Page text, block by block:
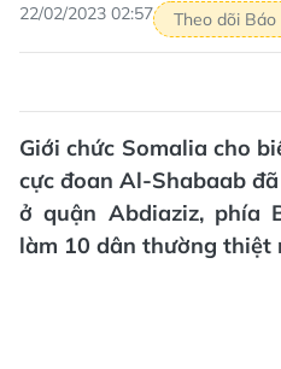
22/02/2023 02:57 Theo dõi
Giới chức Somalia cho
cực đoan Al-Shabaab
ở quận Abdiaziz, phía
làm 10 dân thường thiệt